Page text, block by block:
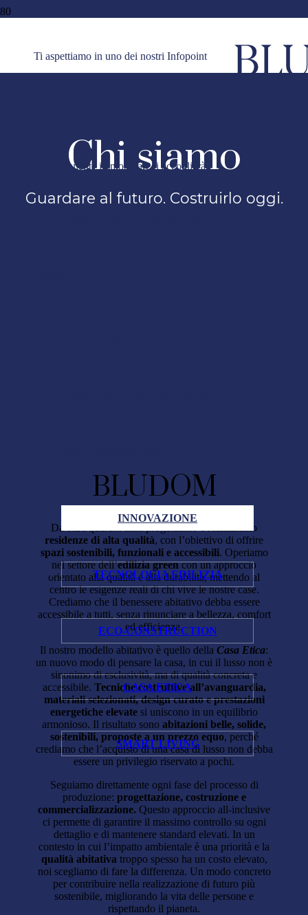
Vai al contenuto principale
Ti aspettiamo in uno dei nostri Infopoint
Un consulente immobiliare ti accoglierà
INNOVAZIONE
TECNOLOGIA EDILIZIA
ECO-CONSTRUCTION
CASA ETICA
SMART LIVING
Chi siamo
Guardare al futuro. Costruirlo oggi.
BLUDOM
Da oltre quarant’anni progettiamo e realizziamo
residenze di alta qualità, con l’obiettivo di offrire
spazi sostenibili, funzionali e accessibili. Operiamo
nel settore dell’edilizia greencon un approccio
orientato alla qualità e alla durabilità, mettendo al
centro le esigenze reali di chi vive le nostre case.
Crediamo che il benessere abitativo debba essere
accessibile a tutti, senza rinunciare a bellezza, comfort
ed efficienza.
Il nostro modello abitativo è quello della Casa Etica:
un nuovo modo di pensare la casa, in cui il lusso non è
sinonimo di esclusività, ma di qualità concreta e
accessibile. Tecniche costruttive all’avanguardia,
materiali selezionati, design curato e prestazioni
energetiche elevate si uniscono in un equilibrio
armonioso. Il risultato sono abitazioni belle, solide,
sostenibili, proposte a un prezzo equo, perché
crediamo che l’acquisto di una casa di lusso non debba
essere un privilegio riservato a pochi.
Seguiamo direttamente ogni fase del processo di
produzione: progettazione, costruzione e
commercializzazione. Questo approccio all-inclusive
ci permette di garantire il massimo controllo su ogni
dettaglio e di mantenere standard elevati. In un
contesto in cui l’impatto ambientale è una priorità e la
qualità abitativa troppo spesso ha un costo elevato,
noi scegliamo di fare la differenza. Un modo concreto
per contribuire nella realizzazione di futuro più
sostenibile, migliorando la vita delle persone e
rispettando il pianeta.